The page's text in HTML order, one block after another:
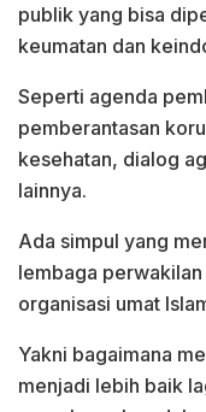
publik yang bisa
keumatan dan
Seperti agenda
pemberantasan
kesehatan, dialog
lainnya.
Ada simpul yang
lembaga
organisasi umat
Yakni bagaimana
menjadi lebih baik